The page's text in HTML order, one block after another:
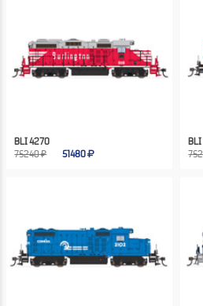
BLI 4270
75240 ₽
51480
BLI